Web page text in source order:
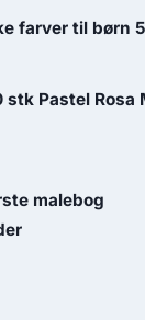
farver til børn
stk Pastel Rosa
malebog